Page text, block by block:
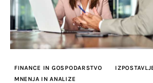
FINANCE IN GOSPODARSTVO
MNENJA IN ANALIZE